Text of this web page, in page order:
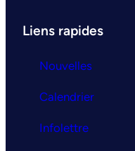
Liens rapides
Nouvelles
Calendrier
Infolettre